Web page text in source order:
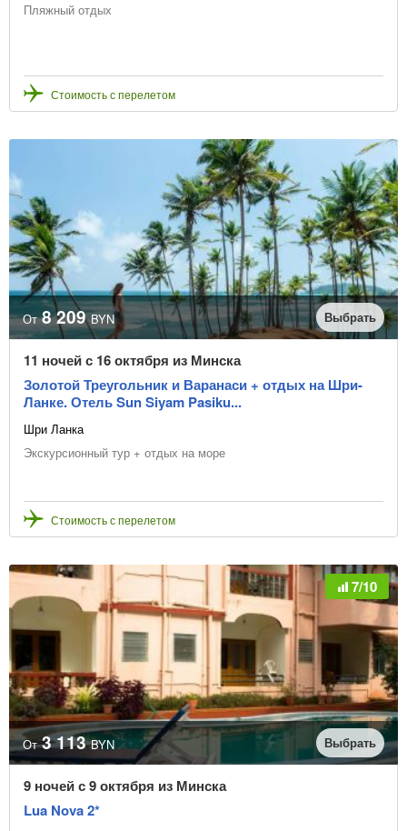
Пляжный отдых
Стоимость с перелетом
От 8 209 BYN Выбрать
11 ночей с 16 октября из Минска
Золотой Треугольник и Варанаси + отдых на Шри-
Ланке. Отель Sun Siyam Pasiku...
Шри Ланка
Экскурсионный тур + отдых на море
Стоимость с перелетом
7/10
От 3 113 BYN Выбрать
9 ночей с 9 октября из Минска
Lua Nova 2*